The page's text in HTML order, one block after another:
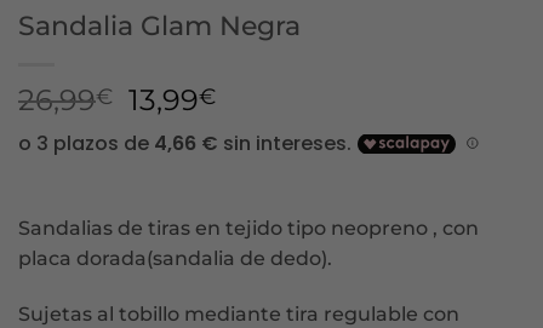
Sandalia Glam Negra
26,99€
El
precio
original
26,99€.
13,99€El
precio
actual
13,99€.
Sandalias de tiras en tejido tipo neopreno , con
placa dorada(sandalia de dedo).
Sujetas al tobillo mediante tira regulable con